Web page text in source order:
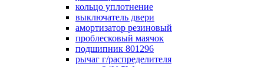
кольцо уплотнение
выключатель двери
амортизатор резиновый
проблесковый маячок
подшипник 801296
рычаг г/распределителя